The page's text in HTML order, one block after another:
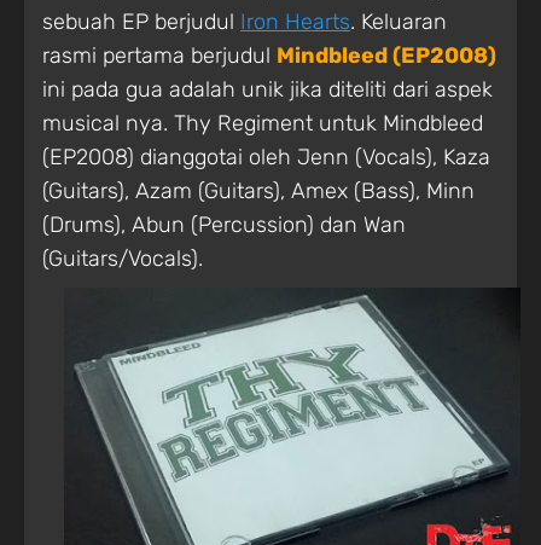
sebuah EP berjudul Iron Hearts. Keluaran
rasmi pertama berjudul Mindbleed (EP2008)
ini pada gua adalah unik jika diteliti dari aspek
musical nya. Thy Regiment untuk Mindbleed
(EP2008) dianggotai oleh Jenn (Vocals), Kaza
(Guitars), Azam (Guitars), Amex (Bass), Minn
(Drums), Abun (Percussion) dan Wan
(Guitars/Vocals).